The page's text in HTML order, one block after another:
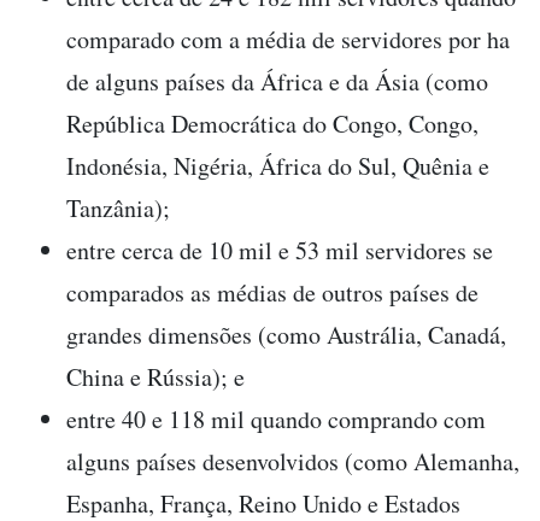
comparado com a média de servidores por ha
de alguns países da África e da Ásia (como
República Democrática do Congo, Congo,
Indonésia, Nigéria, África do Sul, Quênia e
Tanzânia);
entre cerca de 10 mil e 53 mil servidores se
comparados as médias de outros países de
grandes dimensões (como Austrália, Canadá,
China e Rússia); e
entre 40 e 118 mil quando comprando com
alguns países desenvolvidos (como Alemanha,
Espanha, França, Reino Unido e Estados